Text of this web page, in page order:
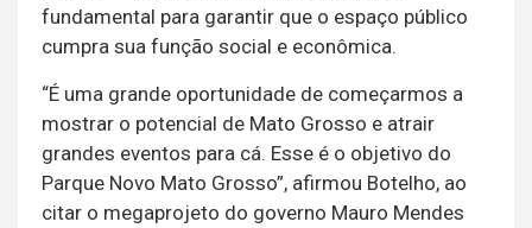
fundamental para garantir que o espaço público
cumpra sua função social e econômica.
“É uma grande oportunidade de começarmos a
mostrar o potencial de Mato Grosso e atrair
grandes eventos para cá. Esse é o objetivo do
Parque Novo Mato Grosso”, afirmou Botelho, ao
citar o megaprojeto do governo Mauro Mendes